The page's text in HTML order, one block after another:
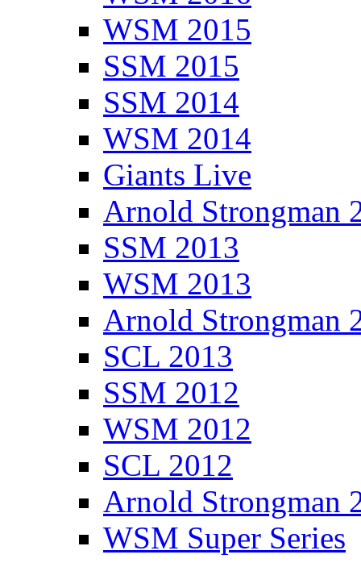
WSM 2015
SSM 2015
SSM 2014
WSM 2014
Giants Live
Arnold Strongman
SSM 2013
WSM 2013
Arnold Strongman
SCL 2013
SSM 2012
WSM 2012
SCL 2012
Arnold Strongman
WSM Super Series